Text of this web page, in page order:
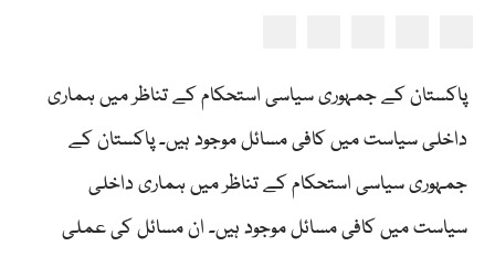
پاکستان کے جمہوری سیاسی استحکام کے تناظر میں ہماری
داخلی سیاست میں کافی مسائل موجود ہیں۔ پاکستان کے
جمہوری سیاسی استحکام کے تناظر میں ہماری داخلی
سیاست میں کافی مسائل موجود ہیں۔ ان مسائل کی عملی